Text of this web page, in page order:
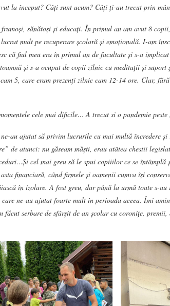
la început? Câți sunt acum? Câți ți-au trecut prin
sănătoși și educați. În primul an am avut 8
mult pe recuperare școlară și emoțională. I-am
că fiul meu era în primul an de facultate și s-a
și s-a ocupat de copii zilnic cu meditații și suport
5, care eram prezenți zilnic cam 12-14 ore. Clar,
cele mai dificile… A trecut si o pandemie
au ajutat să privim lucrurile cu mai multă încredere
de atunci: nu găseam măști, erau atâtea chestii
cel mai greu să le spui copiiilor ce se
financiară, când firmele și oamenii cumva își
în izolare. A fost greu, dar până la urmă toate s-au
ne-au ajutat foarte mult în perioada aceea. Îmi
serbare de sfârșit de an școlar cu coronițe,